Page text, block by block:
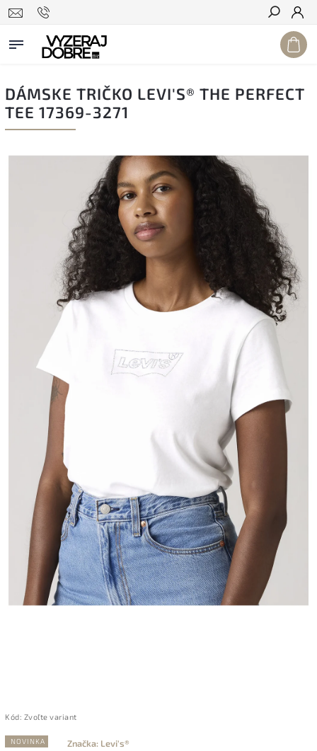
Hľadať
DÁMSKE TRIČKO LEVI'S® THE PERFECT
TEE 17369-3271
Kód: Zvoľte variant
NOVINKA Značka: Levi's®